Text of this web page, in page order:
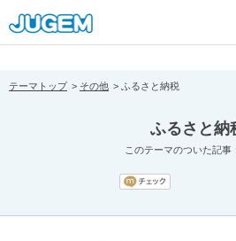
[pear_error: message="Success"
prefix="" info=""]
テーマトップ その他 ふるさと納税
ふるさと納
このテーマのついた記事